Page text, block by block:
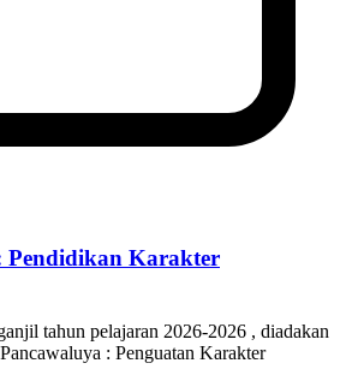
Pendidikan Karakter
tahun pelajaran 2026-2026 , diadakan
: Penguatan Karakter